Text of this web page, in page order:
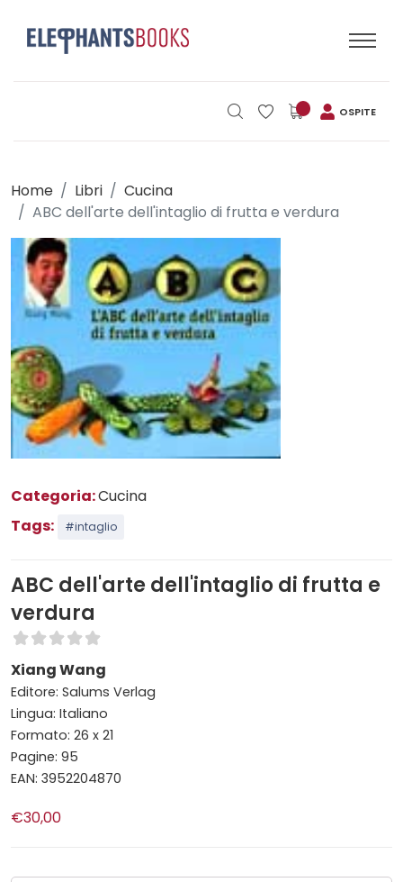
OSPITE
Home Libri
Cucina
ABC dell'arte dell'intaglio di frutta e verdura
Categoria:Cucina
Tags:
#intaglio
ABC dell'arte dell'intaglio di frutta e
verdura
Xiang Wang
Editore: Salums Verlag
Lingua: Italiano
Formato: 26 x 21
Pagine: 95
EAN: 3952204870
€30,00